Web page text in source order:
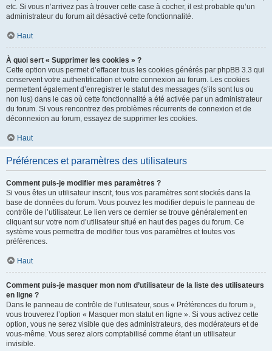
etc. Si vous n’arrivez pas à trouver cette case à cocher, il est probable qu’un
administrateur du forum ait désactivé cette fonctionnalité.
Haut
À quoi sert « Supprimer les cookies » ?
Cette option vous permet d’effacer tous les cookies générés par phpBB 3.3 qui
conservent votre authentification et votre connexion au forum. Les cookies
permettent également d’enregistrer le statut des messages (s’ils sont lus ou
non lus) dans le cas où cette fonctionnalité a été activée par un administrateur
du forum. Si vous rencontrez des problèmes récurrents de connexion et de
déconnexion au forum, essayez de supprimer les cookies.
Haut
Préférences et paramètres des utilisateurs
Comment puis-je modifier mes paramètres ?
Si vous êtes un utilisateur inscrit, tous vos paramètres sont stockés dans la
base de données du forum. Vous pouvez les modifier depuis le panneau de
contrôle de l’utilisateur. Le lien vers ce dernier se trouve généralement en
cliquant sur votre nom d’utilisateur situé en haut des pages du forum. Ce
système vous permettra de modifier tous vos paramètres et toutes vos
préférences.
Haut
Comment puis-je masquer mon nom d’utilisateur de la liste des utilisateurs
en ligne ?
Dans le panneau de contrôle de l’utilisateur, sous « Préférences du forum »,
vous trouverez l’option « Masquer mon statut en ligne ». Si vous activez cette
option, vous ne serez visible que des administrateurs, des modérateurs et de
vous-même. Vous serez alors comptabilisé comme étant un utilisateur
invisible.